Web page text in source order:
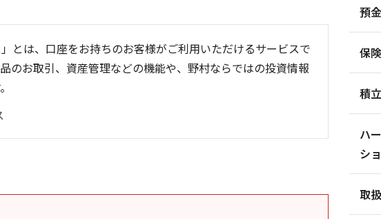
0
1
0
1
」とは、口座をお持ちのお客様がご利用いただけるサービスで
のお取引、資産管理などの機能や、野村ならではの投資情報
預金
保
積
ハ
シ
取